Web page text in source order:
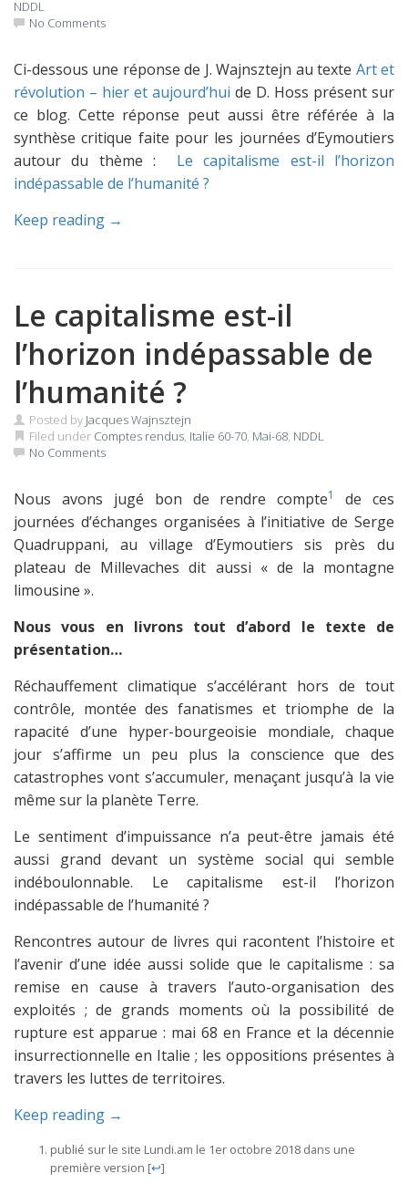
NDDL
No Comments
Ci-dessous une réponse de J. Wajnsztejn au texte Art et
révolution – hier et aujourd’hui de D. Hoss présent sur
ce blog. Cette réponse peut aussi être référée à la
synthèse critique faite pour les journées d’Eymoutiers
autour du thème : Le capitalisme est-il l’horizon
indépassable de l’humanité ?
Keep reading →
Le capitalisme est-il
l’horizon indépassable de
l’humanité ?
Posted by Jacques Wajnsztejn
Filed under Comptes rendus, Italie 60-70, Mai-68, NDDL
No Comments
Nous avons jugé bon de rendre compte1
de ces
journées d’échanges organisées à l’initiative de Serge
Quadruppani, au village d’Eymoutiers sis près du
plateau de Millevaches dit aussi « de la montagne
limousine ».
Nous vous en livrons tout d’abord le texte de
présentation…
Réchauffement climatique s’accélérant hors de tout
contrôle, montée des fanatismes et triomphe de la
rapacité d’une hyper-bourgeoisie mondiale, chaque
jour s’affirme un peu plus la conscience que des
catastrophes vont s’accumuler, menaçant jusqu’à la vie
même sur la planète Terre.
Le sentiment d’impuissance n’a peut-être jamais été
aussi grand devant un système social qui semble
indéboulonnable. Le capitalisme est-il l’horizon
indépassable de l’humanité ?
Rencontres autour de livres qui racontent l’histoire et
l’avenir d’une idée aussi solide que le capitalisme : sa
remise en cause à travers l’auto-organisation des
exploités ; de grands moments où la possibilité de
rupture est apparue : mai 68 en France et la décennie
insurrectionnelle en Italie ; les oppositions présentes à
travers les luttes de territoires.
Keep reading →
publié sur le site Lundi.am le 1er octobre 2018 dans une
première version [↩]